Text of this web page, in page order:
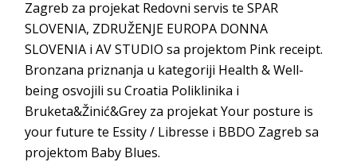
Zagreb za projekat Redovni servis te SPAR
SLOVENIA, ZDRUŽENJE EUROPA DONNA
SLOVENIA i AV STUDIO sa projektom Pink receipt.
Bronzana priznanja u kategoriji Health & Well-
being osvojili su Croatia Poliklinika i
Bruketa&Žinić&Grey za projekat Your posture is
your future te Essity / Libresse i BBDO Zagreb sa
projektom Baby Blues.